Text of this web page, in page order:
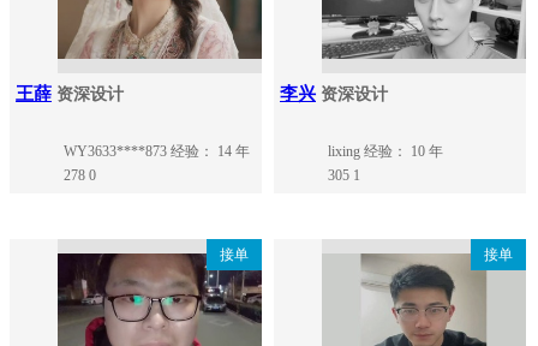
王薛 资深设计
WY3633****873 经验： 14 年
278 0
李兴 资深设计
lixing 经验： 10 年
305 1
接单 接单